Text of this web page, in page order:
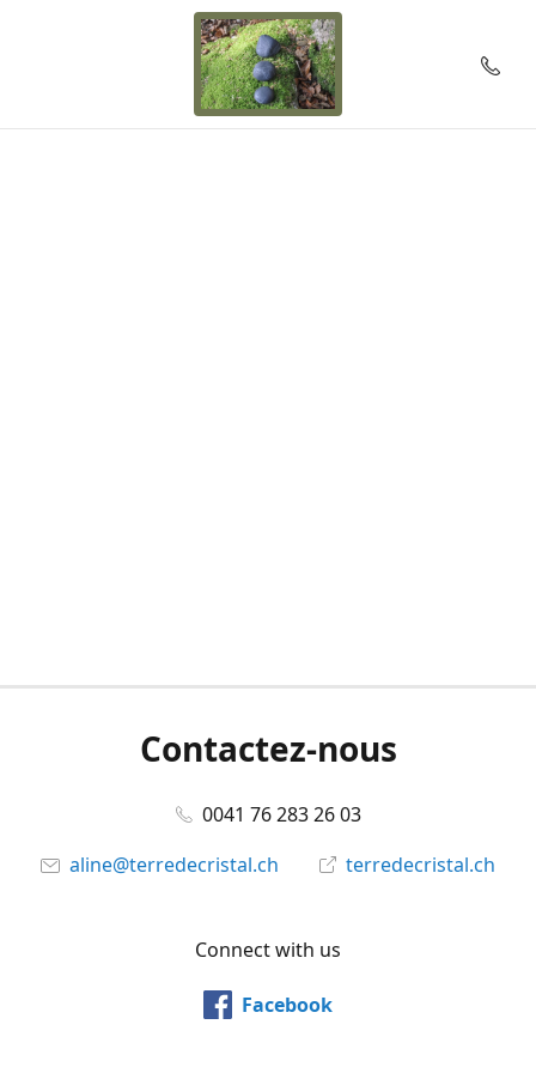
Contactez-nous
0041 76 283 26 03
aline@terredecristal.ch
terredecristal.ch
Connect with us
Facebook